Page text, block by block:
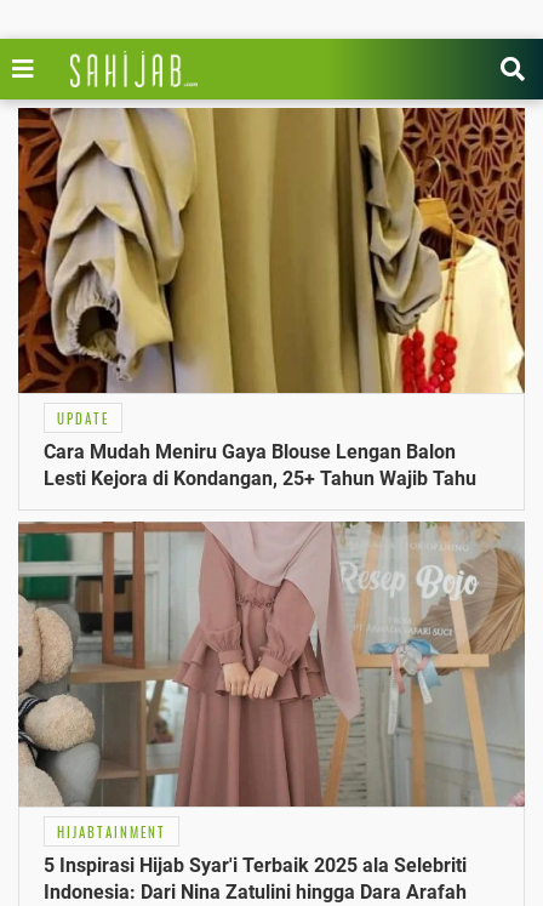
UPDATE
Cara Mudah Meniru Gaya Blouse Lengan Balon
Lesti Kejora di Kondangan, 25+ Tahun Wajib Tahu
HIJABTAINMENT
5 Inspirasi Hijab Syar'i Terbaik 2025 ala Selebriti
Indonesia: Dari Nina Zatulini hingga Dara Arafah